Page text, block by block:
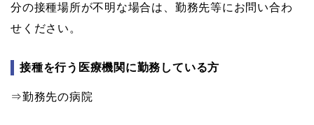
分の接種場所が不明な場合は、勤務先等にお問い合わ
せください。
接種を行う医療機関に勤務している方
⇒勤務先の病院